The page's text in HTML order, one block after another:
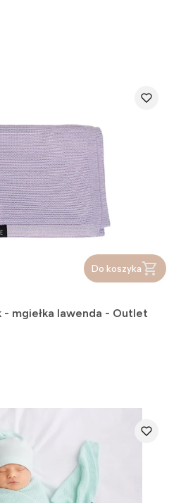
Do koszyka
mgiełka lawenda - Outlet